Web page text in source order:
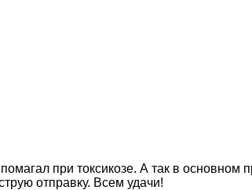
при токсикозе. А так в основном
отправку. Всем удачи!